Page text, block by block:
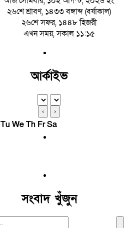
২৬শে শ্রাবণ, ১৪৩৩ বঙ্গাব্দ (বর্ষাকাল)
২৬শে সফর, ১৪৪৮ হিজরী
এখন সময়, সকাল ১১:১৫
আর্কাইভ
‹ ›
Tu WeTh FrSa
সংবাদ খুঁজুন